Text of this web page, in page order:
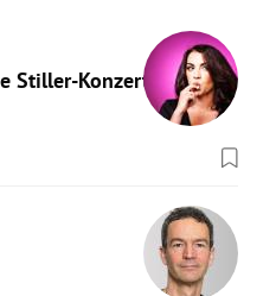
Stiller-Konzert: